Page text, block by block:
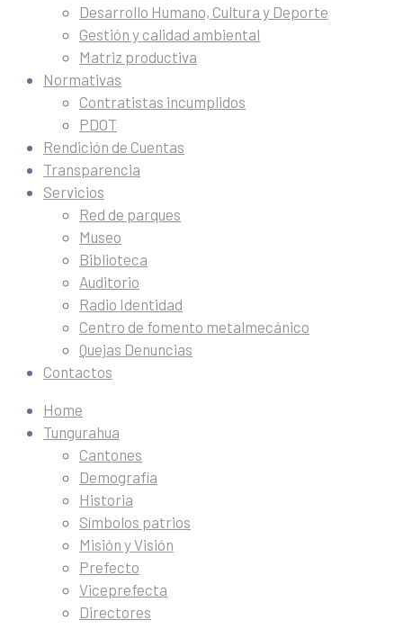
Desarrollo Humano, Cultura y Deporte
Gestión y calidad ambiental
Matriz productiva
Normativas
Contratistas incumplidos
PDOT
Rendición de Cuentas
Transparencia
Servicios
Red de parques
Museo
Biblioteca
Auditorio
Radio Identidad
Centro de fomento metalmecánico
Quejas Denuncias
Contactos
Home
Tungurahua
Cantones
Demografía
Historia
Símbolos patrios
Misión y Visión
Prefecto
Viceprefecta
Directores